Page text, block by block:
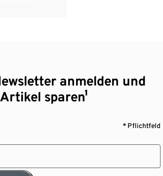
anmelden und
sparen¹
* Pflichtfeld